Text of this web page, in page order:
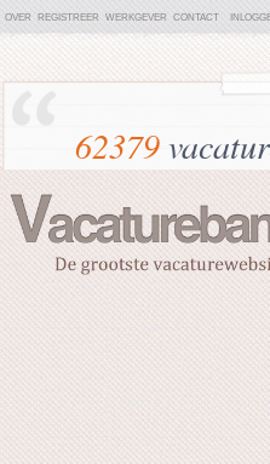
OVER REGISTREER WERKGEVER CONTACT
62379